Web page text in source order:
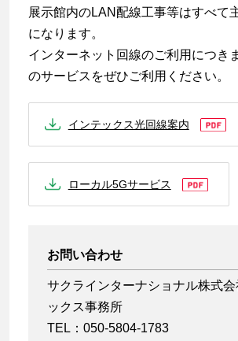
展示館内のLAN配線工事等はすべて
になります。
インターネット回線のご利用につき
のサービスをぜひご利用ください。
インテックス光回線案内
ローカル5Gサービス
お問い合わせ
サクラインターナショナル株式
ックス事務所
TEL：050-5804-1783